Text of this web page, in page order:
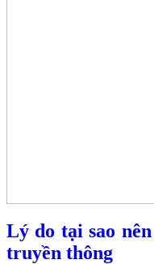
Lý do tại sao
truyền thông